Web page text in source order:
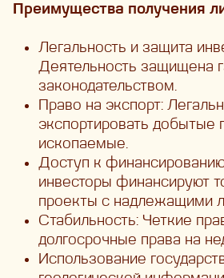
Преимущества получения
Легальность и защита
Деятельность защищена
законодательством.
Право на экспорт:
экспортировать добытые
ископаемые.
Доступ к
инвесторы финансируют
проекты с надлежащими
Стабильность: Четкие
долгосрочные права на
Использование